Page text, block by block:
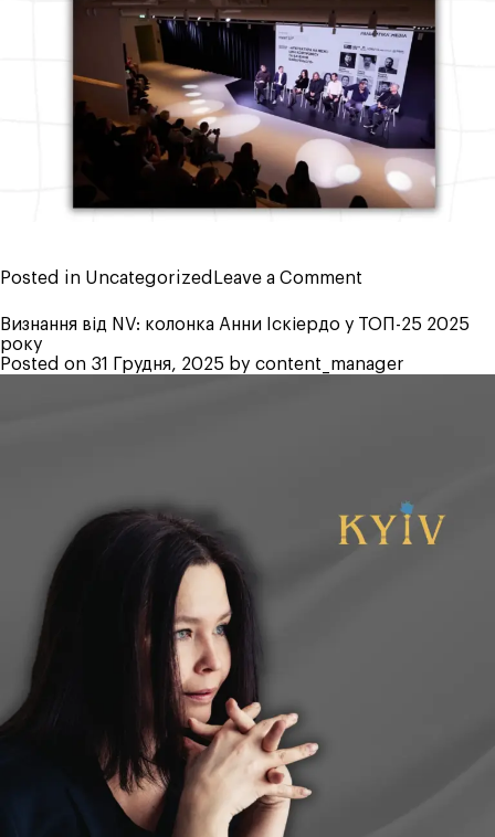
Posted in Uncategorized Leave a Comment
Meet’up
спільне
бачення
Визнання від NV: колонка Анни Іскіердо у ТОП-25 2025
року
Posted on 31 Грудня, 2025 by content_manager